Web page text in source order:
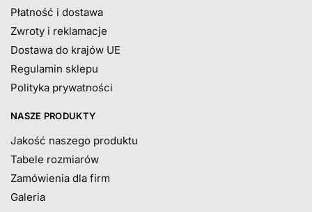
Płatność i dostawa
Zwroty i reklamacje
Dostawa do krajów UE
Regulamin sklepu
Polityka prywatności
NASZE PRODUKTY
Jakość naszego produktu
Tabele rozmiarów
Zamówienia dla firm
Galeria